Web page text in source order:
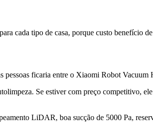
cada tipo de casa, porque custo benefício
pessoas ficaria entre o Xiaomi Robot
Se estiver com preço competitivo,
LiDAR, boa sucção de 5000 Pa,